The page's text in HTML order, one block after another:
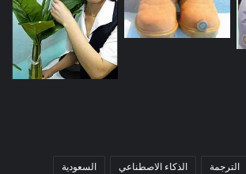
الترجمة الذكاء الاصطناعي السعودية